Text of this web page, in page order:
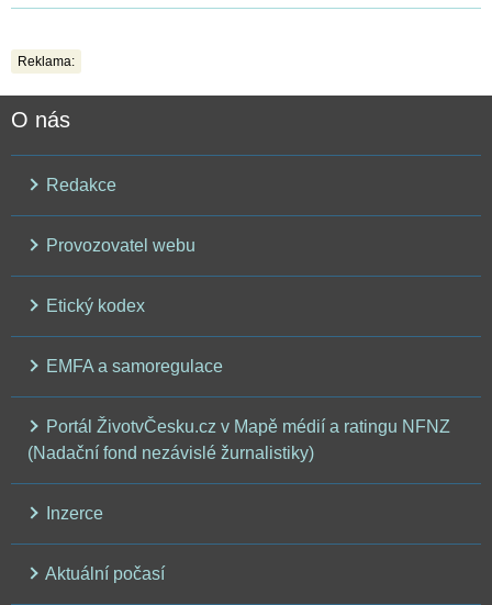
Reklama:
O nás
Redakce
Provozovatel webu
Etický kodex
EMFA a samoregulace
Portál ŽivotvČesku.cz v Mapě médií a ratingu NFNZ
(Nadační fond nezávislé žurnalistiky)
Inzerce
Aktuální počasí